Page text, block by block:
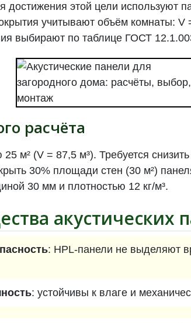
этой цели используют
учитывают объём комнаты:
выбирают по таблице ГОСТ
расчёта
м² (V = 87,5 м³). Требуется
30% площади стен (30 м²)
30 мм и плотностью 12 кг/м³.
акустических
: HPL-панели не выделяют
: устойчивы к влаге и